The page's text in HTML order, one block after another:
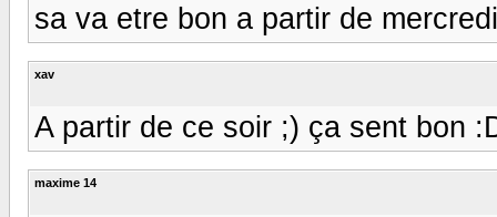
sa va etre bon a partir de mercredi
xav
A partir de ce soir ;) ça sent bon
maxime 14